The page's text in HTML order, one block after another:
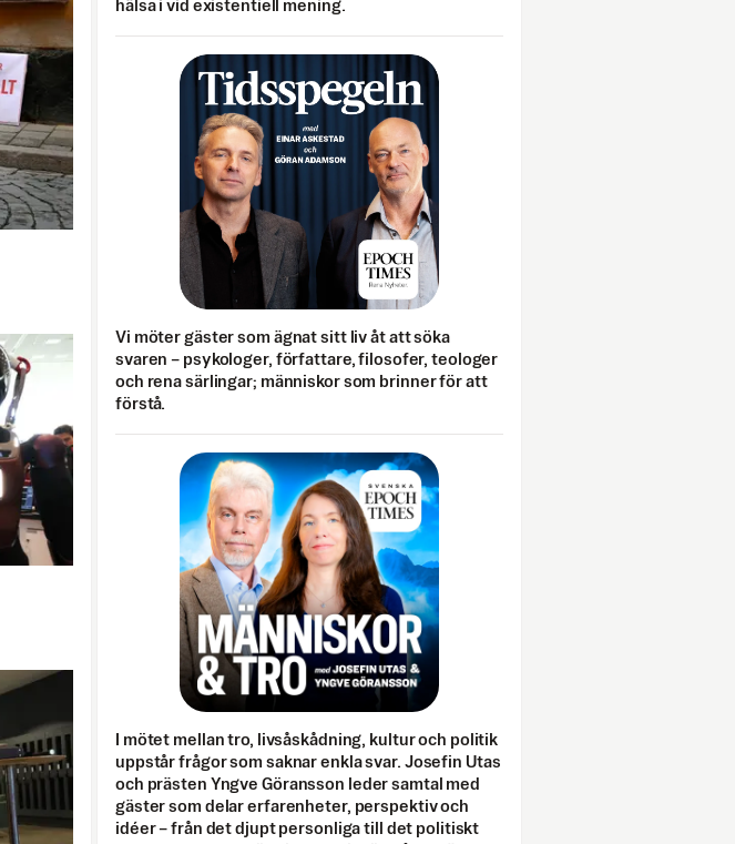
hälsa i vid existentiell mening.
Vi möter gäster som ägnat sitt liv åt att söka
svaren – psykologer, författare, filosofer, teologer
och rena särlingar; människor som brinner för att
förstå.
I mötet mellan tro, livsåskådning, kultur och politik
uppstår frågor som saknar enkla svar. Josefin Utas
och prästen Yngve Göransson leder samtal med
gäster som delar erfarenheter, perspektiv och
idéer – från det djupt personliga till det politiskt